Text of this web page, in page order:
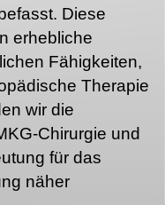
Diese
erhebliche
Fähigkeiten,
Therapie
wir die
Chirurgie und
für das
näher